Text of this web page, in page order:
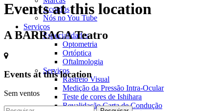
Acordos
Nós no You Tube
Serviços
Especialidades
Optometria
Ortóptica
Oftalmologia
Serviços
Rastreio Visual
Medição da Pressão Intra-Ocular
Teste de cores de Ishihara
Revalidação Carta de Condução
Events at this location
A BARRACA Teatro
Events at this location
Sem ventos
Pesquisar